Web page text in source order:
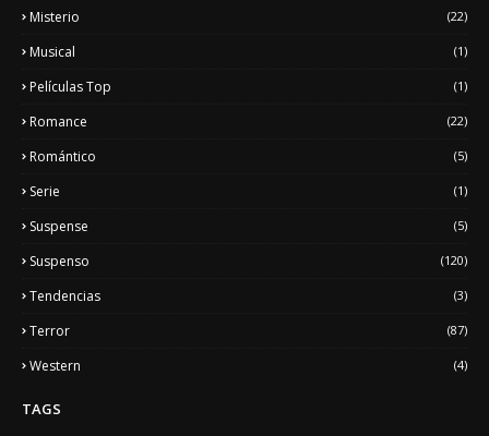
Misterio (22)
Musical (1)
Películas Top (1)
Romance (22)
Romántico (5)
Serie (1)
Suspense (5)
Suspenso (120)
Tendencias (3)
Terror (87)
Western (4)
TAGS